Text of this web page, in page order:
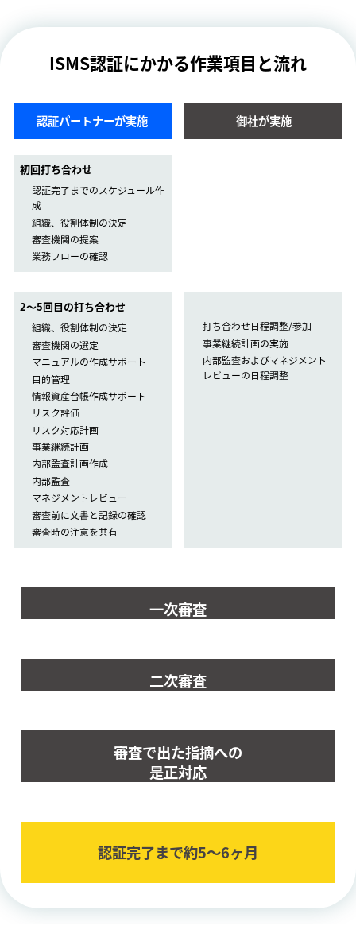
ISMS認証にかかる作業項目と流れ
認証パートナーが実施 御社が実施
初回打ち合わせ
認証完了までのスケジュール作
成
組織、役割体制の決定
審査機関の提案
業務フローの確認
2〜5回目の打ち合わせ
組織、役割体制の決定
審査機関の選定
マニュアルの作成サポート
目的管理
情報資産台帳作成サポート
リスク評価
リスク対応計画
事業継続計画
内部監査計画作成
内部監査
マネジメントレビュー
審査前に文書と記録の確認
審査時の注意を共有
打ち合わせ日程調整/参加
事業継続計画の実施
内部監査およびマネジメント
レビューの日程調整
一次審査
二次審査
審査で出た指摘への
是正対応
認証完了まで約5〜6ヶ⽉